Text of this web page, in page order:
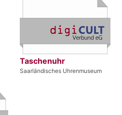
Taschenuhr
Saarländisches Uhrenmuseum